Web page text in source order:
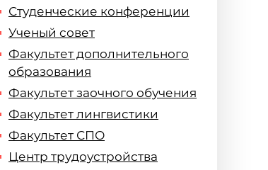
Студенческие конференции
Ученый совет
Факультет дополнительного
образования
Факультет заочного обучения
Факультет лингвистики
Факультет СПО
Центр трудоустройства